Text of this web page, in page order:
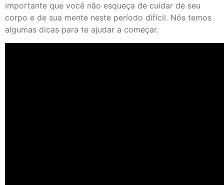
importante que você não esqueça de cuidar de seu
corpo e de sua mente neste período difícil. Nós temos
algumas dicas para te ajudar a começar.